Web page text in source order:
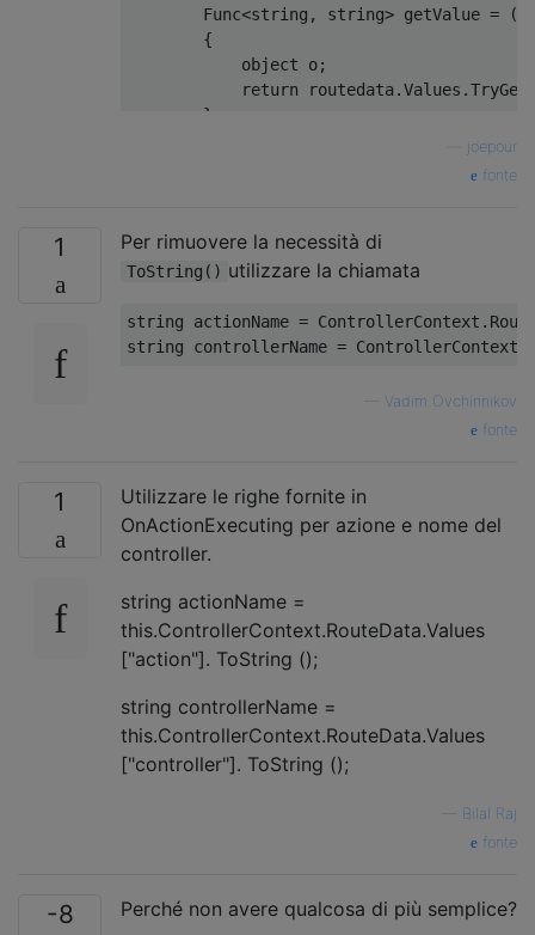
Func<string , string> getValue = (
{
object o;
return routedata.Values .
};
(
}
joepour
fonte
1 Per rimuovere la necessità di
ToString() utilizzare la chiamata
string actionName = ControllerContext .
string controllerName = ControllerContext
Vadim Ovchinnikov
fonte
1
Utilizzare le righe fornite in
OnActionExecuting per azione e nome del
controller.
string actionName =
this.ControllerContext.RouteData.Values ​​
["action"]. ToString ();
string controllerName =
this.ControllerContext.RouteData.Values ​​
["controller"]. ToString ();
Bilal Raj
fonte
-8
Perché non avere qualcosa di più semplice?